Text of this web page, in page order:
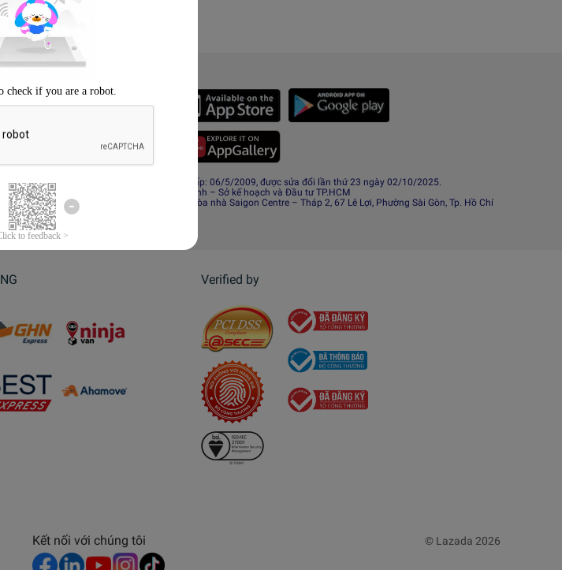
Always Better
Tải App Lazada
Giấy CNĐKDN: 0308808576 – Ngày cấp: 06/5/2009, được sửa đổi lần thứ 23 ngày 02/10/2025.
Cơ quan cấp: Phòng Đăng ký kinh doanh – Sở kế hoạch và Đầu tư TP.HCM
Địa chỉ đăng ký kinh doanh: Tầng 19, Tòa nhà Saigon Centre – Tháp 2, 67 Lê Lợi, Phường Sài Gòn, Tp. Hồ Chí
Minh, Việt Nam
Verified by
Kết nối với chúng tôi © Lazada 2026